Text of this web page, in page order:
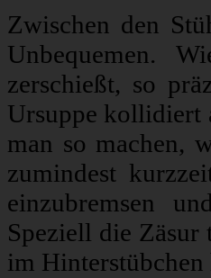
Zwischen den
Unbequemen.
zerschießt, so
Ursuppe kollidiert
man so machen,
zumindest
einzubremsen
Speziell die Zäsur
im Hinterstübchen